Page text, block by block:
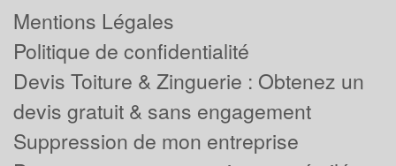
Mentions Légales
Politique de confidentialité
Devis Toiture & Zinguerie : Obtenez un
devis gratuit & sans engagement
Suppression de mon entreprise